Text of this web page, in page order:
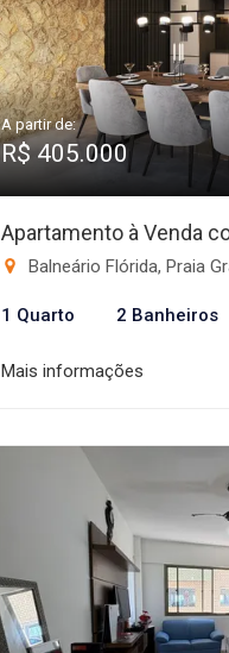
A partir de:
R$ 405.000
Apartamento à Venda
Balneário Flórida, Praia
1 Quarto 2 Banheiros
Mais informações